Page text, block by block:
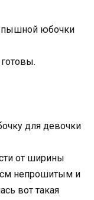
пышной юбочки
для девочки
от ширины
см непрошитым и
вот такая